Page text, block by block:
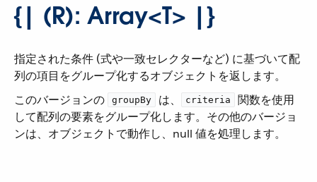
{| (R): Array<T> |}
指定された条件 (式や一致セレクターなど) に基づいて配
列の項目をグループ化するオブジェクトを返します。
このバージョンの ​
groupBy ​ は、​ criteria
​ 関数を使用
して配列の要素をグループ化します。その他のバージョ
ンは、オブジェクトで動作し、null 値を処理します。